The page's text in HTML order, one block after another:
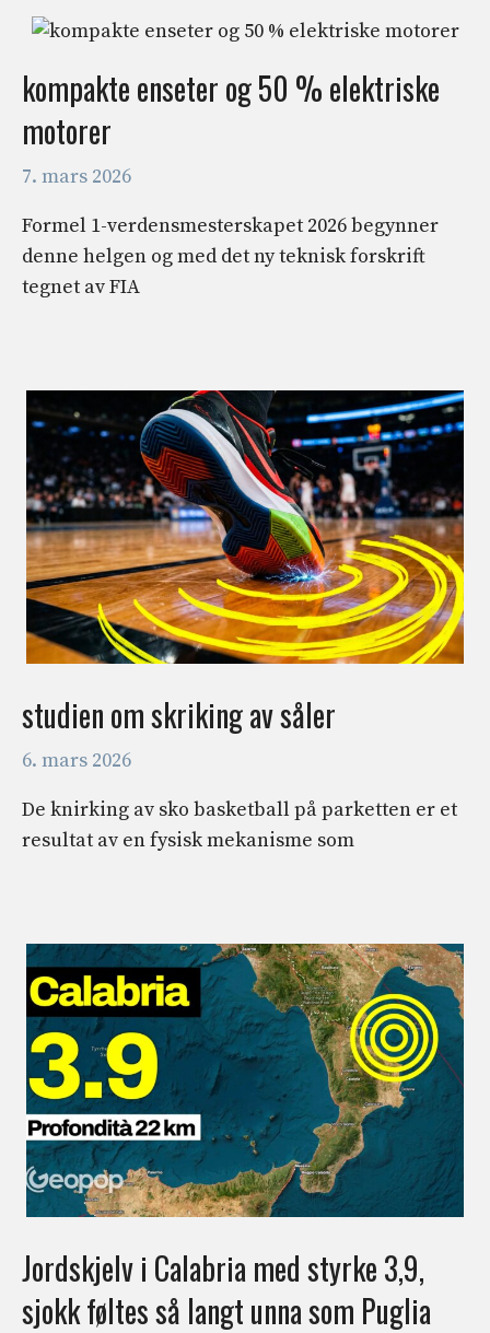
kompakte enseter og 50 % elektriske
motorer
7. mars 2026
Formel 1-verdensmesterskapet 2026 begynner
denne helgen og med det ny teknisk forskrift
tegnet av FIA
studien om skriking av såler
6. mars 2026
De knirking av sko basketball på parketten er et
resultat av en fysisk mekanisme som
Jordskjelv i Calabria med styrke 3,9,
sjokk føltes så langt unna som Puglia